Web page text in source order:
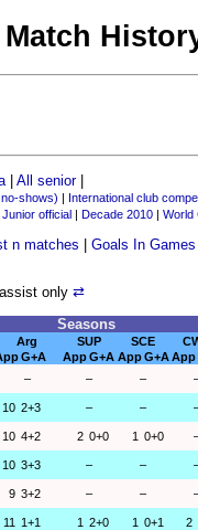
|All senior|
shows) | International club
Junior official| Decade 2010| World
n matches |Goals In Games
only⇄
Seasons
Arg SUP SCE
G+A AppG+A AppG+AApp
– – –
10 2+3 – –
10 4+2 2 0+0 1 0+0
10 3+3 – –
9 3+2 – –
11 1+1 1 2+0 1 0+1 2